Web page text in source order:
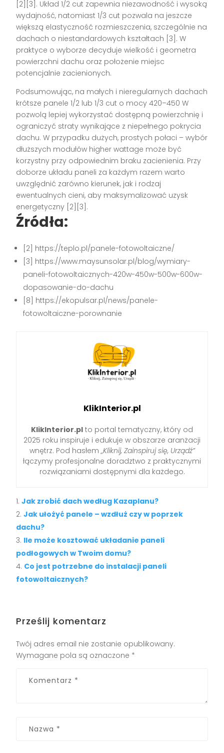
[2][3]. Układ 1/2 cut zapewnia niezawodność i wysoką
wydajność, natomiast 1/3 cut pozwala na jeszcze
większą elastyczność rozmieszczenia, szczególnie na
dachach o niestandardowych kształtach [3]. W
praktyce o wyborze decyduje wielkość i geometra
powierzchni dachu oraz położenie miejsc
potencjalnie zacienionych.
Podsumowując, na małych i nieregularnych dachach
krótsze panele 1/2 lub 1/3 cut o mocy 420–450 W
pozwolą lepiej wykorzystać dostępną powierzchnię i
ograniczyć straty wynikające z niepełnego pokrycia
dachu. W przypadku dużych, prostych połaci – wybór
dłuższych modułów higher wattage może być
korzystny przy odpowiednim braku zacienienia. Przy
doborze układu paneli za każdym razem warto
uwzględnić zarówno kierunek, jak i rodzaj
ewentualnych cieni, aby maksymalizować uzysk
energetyczny [2][3].
Źródła:
[2] https://teplo.pl/panele-fotowoltaiczne/
[3] https://www.maysunsolar.pl/blog/wymiary-
paneli-fotowoltaicznych-420w-450w-500w-600w-
dopasowanie-do-dachu
[8] https://ekopulsar.pl/news/panele-
fotowoltaiczne-porownanie
KlikInterior.pl
KlikInterior.pl to portal tematyczny, który od
2025 roku inspiruje i edukuje w obszarze aranżacji
wnętrz. Pod hasłem „Kliknij, Zainspiruj się, Urządź”
łączymy profesjonalne doradztwo z praktycznymi
rozwiązaniami dostępnymi dla każdego.
Jak zrobić dach według Kazaplanu?
Jak ułożyć panele – wzdłuż czy w poprzek
dachu?
Ile może kosztować układanie paneli
podłogowych w Twoim domu?
Co jest potrzebne do instalacji paneli
fotowoltaicznych?
Prześlij komentarz
Twój adres email nie zostanie opublikowany.
Wymagane pola są oznaczone *